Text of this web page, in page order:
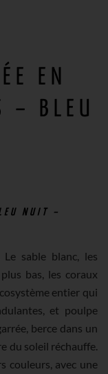
EN
– BLEU
NUIT –
sable blanc, les
bas, les coraux
entier qui
et poulpe
berce dans un
du soleil réchauffe.
couleurs, avec une